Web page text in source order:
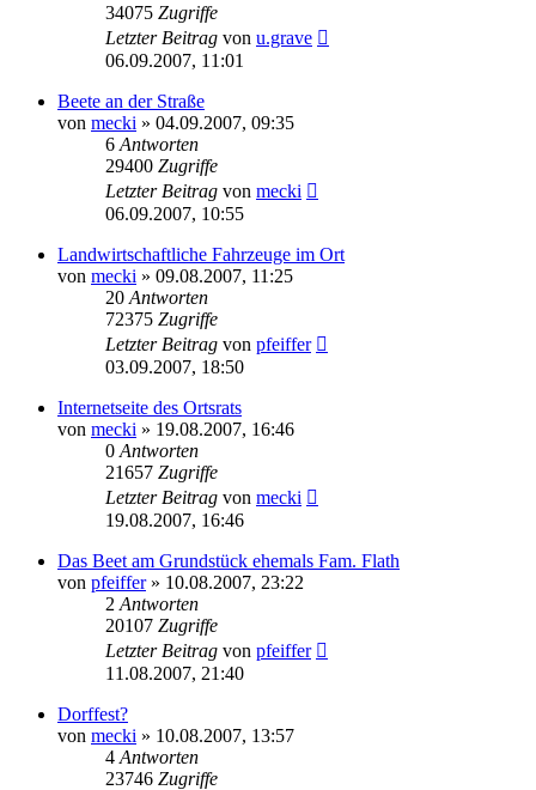
34075 Zugriffe
Letzter Beitrag von u.grave
06.09.2007, 11:01
Beete an der Straße
von mecki » 04.09.2007, 09:35
6 Antworten
29400 Zugriffe
Letzter Beitrag von mecki
06.09.2007, 10:55
Landwirtschaftliche Fahrzeuge im Ort
von mecki » 09.08.2007, 11:25
20 Antworten
72375 Zugriffe
Letzter Beitrag von pfeiffer
03.09.2007, 18:50
Internetseite des Ortsrats
von mecki » 19.08.2007, 16:46
0 Antworten
21657 Zugriffe
Letzter Beitrag von mecki
19.08.2007, 16:46
Das Beet am Grundstück ehemals Fam. Flath
von pfeiffer» 10.08.2007, 23:22
2 Antworten
20107 Zugriffe
Letzter Beitrag von pfeiffer
11.08.2007, 21:40
Dorffest?
von mecki » 10.08.2007, 13:57
4 Antworten
23746 Zugriffe